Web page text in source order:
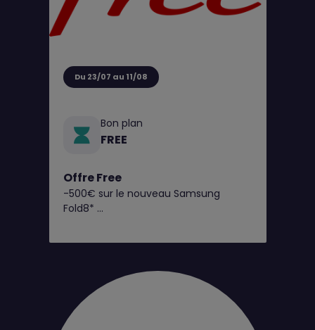
Du 23/07 au 11/08
Bon plan
FREE
Offre Free
-500€ sur le nouveau Samsung
Fold8*